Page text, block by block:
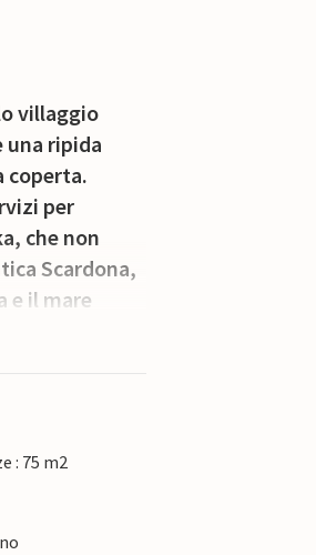
villaggio
una ripida
coperta.
per
che non
Scardona,
e il mare
: 75 m2